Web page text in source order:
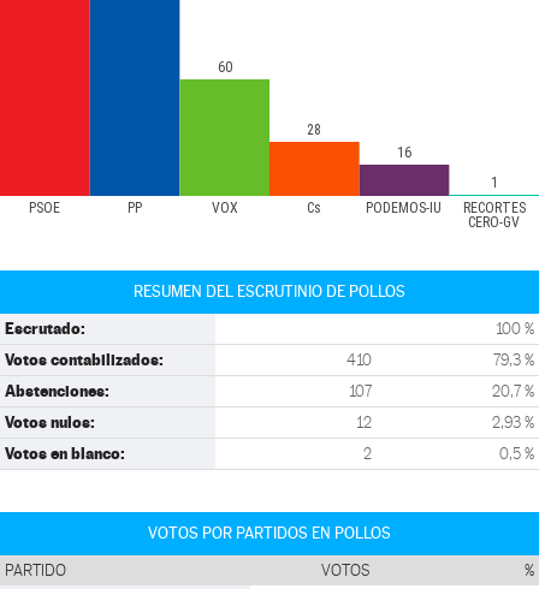
PSOE PP VOX Cs PODEMOS-IU
RECORTES
CERO-GV
60
28
16
1
RESUMEN DEL ESCRUTINIO DE POLLOS
Escrutado: 100 %
Votos contabilizados: 410 79,3 %
Abstenciones: 107 20,7 %
Votos nulos: 12 2,93 %
Votos en blanco: 2 0,5 %
VOTOS POR PARTIDOS EN POLLOS
PARTIDO VOTOS %